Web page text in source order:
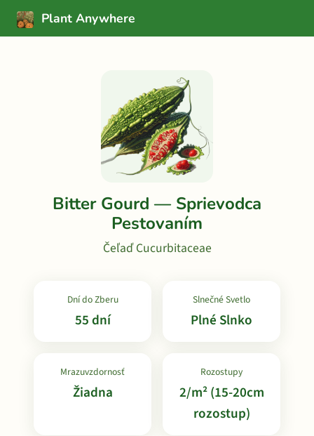
Plant Anywhere
Bitter Gourd — Sprievodca
Pestovaním
Čeľaď Cucurbitaceae
Dní do Zberu
55 dní
Slnečné Svetlo
Plné Slnko
Mrazuvzdornosť
Žiadna
Rozostupy
2/m² (15-20cm
rozostup)